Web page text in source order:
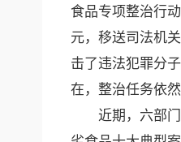
食品专项整治行
元，移送司法机
击了违法犯罪分
在，整治任务依
近期，六部门